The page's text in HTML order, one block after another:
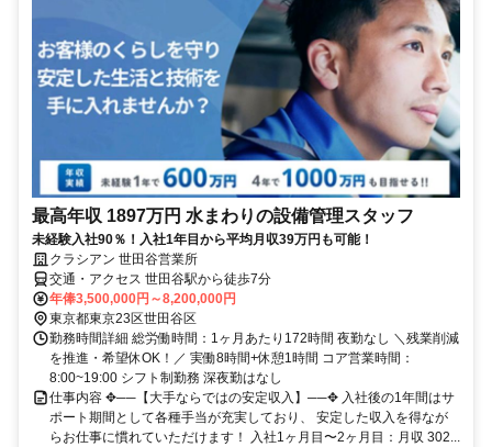
最高年収 1897万円 水まわりの設備管理スタッフ
未経験入社90％！入社1年目から平均月収39万円も可能！
クラシアン 世田谷営業所
交通・アクセス 世田谷駅から徒歩7分
年俸3,500,000円～8,200,000円
東京都東京23区世田谷区
勤務時間詳細 総労働時間：1ヶ月あたり172時間 夜勤なし ＼残業削減
を推進・希望休OK！／ 実働8時間+休憩1時間 コア営業時間：
8:00~19:00 シフト制勤務 深夜勤はなし
仕事内容 ✥──【大手ならではの安定収入】──✥ 入社後の1年間はサ
ポート期間として各種手当が充実しており、 安定した収入を得なが
らお仕事に慣れていただけます！ 入社1ヶ月目〜2ヶ月目：月収 302...